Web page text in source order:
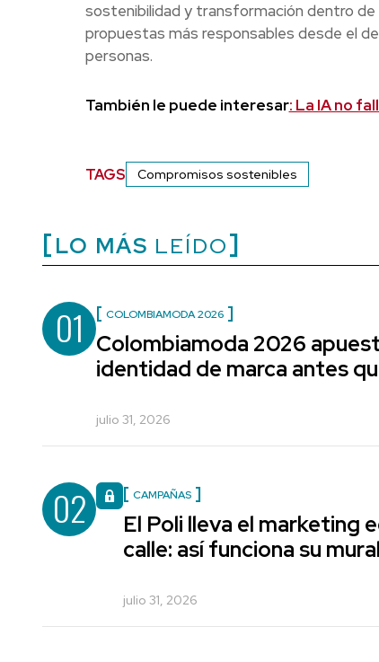
sostenibilidad y transformación dentro
propuestas más responsables desde el
personas.
También le puede interesar: La IA no
TAGS Compromisos sostenibles
LO MÁS LEÍDO
01 COLOMBIAMODA 2026
Colombiamoda 2026
identidad de marca antes
julio 31, 2026
02 CAMPAÑAS
El Poli lleva el marketing
calle: así funciona su
julio 31, 2026